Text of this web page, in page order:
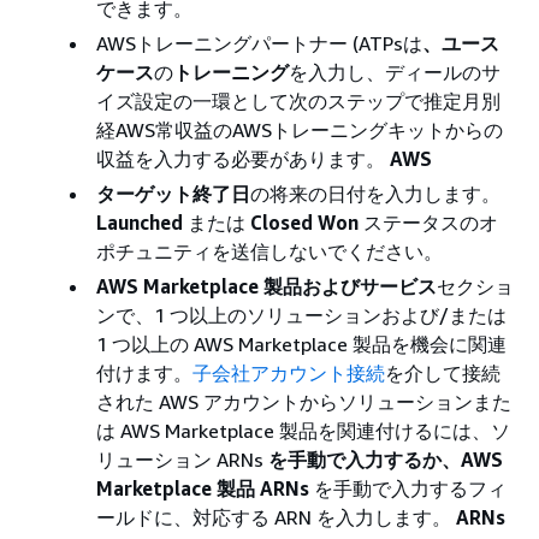
できます。
AWSトレーニングパートナー (ATPsは、ユース
ケースの トレーニングを入力し、ディールのサ
イズ設定の一環として次のステップで推定月別
経AWS常収益のAWSトレーニングキットからの
収益を入力する必要があります。 AWS
ターゲット終了日の将来の日付を入力します。
Launched または Closed Won ステータスのオ
ポチュニティを送信しないでください。
AWS Marketplace 製品およびサービスセクショ
ンで、1 つ以上のソリューションおよび/または
1 つ以上の AWS Marketplace 製品を機会に関連
付けます。 子会社アカウント接続を介して接続
された AWS アカウントからソリューションまた
は AWS Marketplace 製品を関連付けるには、ソ
リューション ARNs を手動で入力するか、AWS
Marketplace 製品 ARNs を手動で入力するフィ
ールドに、対応する ARN を入力します。 ARNs